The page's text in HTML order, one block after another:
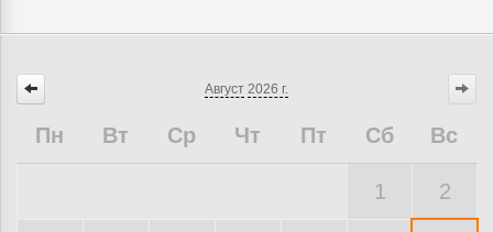
Август 2026 г.
Пн Вт Ср Чт Пт Сб Вс
1 2